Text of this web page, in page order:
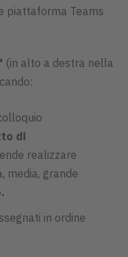
piattaforma Teams
(in alto a destra nella
di
realizzare
media, grande
in ordine